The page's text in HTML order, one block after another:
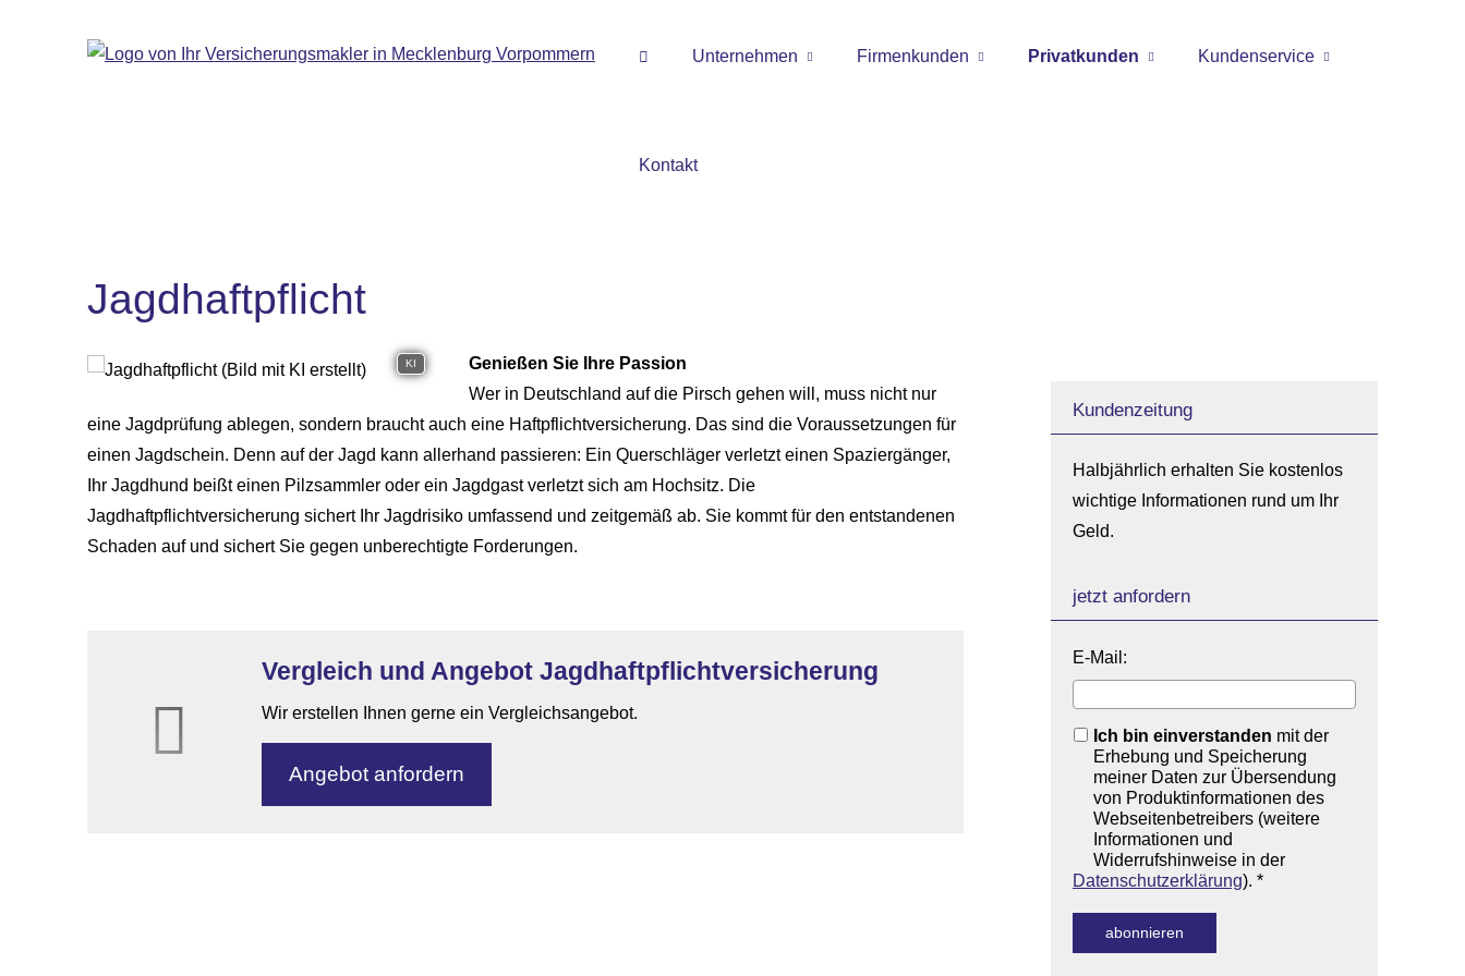
Unternehmen Firmenkunden Privatkunden Kundenservice
Kontakt
Kundenzeitung
Halbjährlich erhalten Sie kostenlos
wichtige Informationen rund um Ihr
Geld.
jetzt anfordern
E-Mail:
Ich bin einverstanden mit der
Erhebung und Speicherung
meiner Daten zur Übersendung
von Produktinformationen des
Webseitenbetreibers (weitere
Informationen und
Widerrufshinweise in der
Datenschutzerklärung). *
Jagdhaftpflicht
KI
Genießen Sie Ihre Passion
Wer in Deutschland auf die Pirsch gehen will, muss nicht nur
eine Jagdprüfung ablegen, sondern braucht auch eine Haft­pflichtversicherung. Das sind die Voraussetzungen für
einen Jagdschein. Denn auf der Jagd kann allerhand passieren: Ein Querschläger verletzt einen Spaziergänger,
Ihr Jagdhund beißt einen Pilzsammler oder ein Jagdgast verletzt sich am Hochsitz. Die
Jagdhaftpflichtversicherung sichert Ihr Jagdrisiko umfassend und zeitgemäß ab. Sie kommt für den entstandenen
Schaden auf und sichert Sie gegen unberechtigte Forderungen.
Vergleich und Angebot Jagdhaftpflichtversicherung
Wir erstellen Ihnen gerne ein Vergleichsangebot.
An­ge­bot an­for­dern